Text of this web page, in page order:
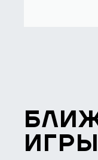
ИГРЫ